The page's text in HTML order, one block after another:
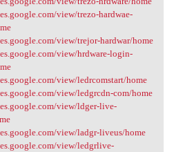
view/trezo-hardwae-
view/trejor-hardwar/home
view/hrdware-login-
view/ledrcomstart/home
view/ledgrcdn-com/home
view/ldger-live-
view/ladgr-liveus/home
view/ledgrlive-